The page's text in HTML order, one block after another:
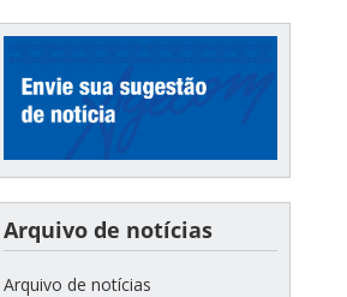
Arquivo de notícias
Arquivo de notícias